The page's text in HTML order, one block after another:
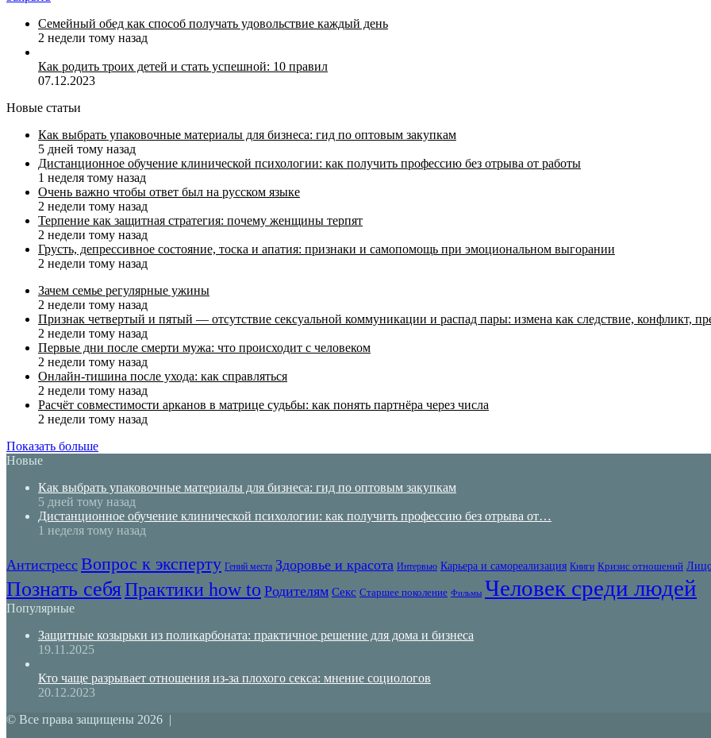
Семейный обед как способ получать удовольствие каждый день
2 недели тому назад
Как родить троих детей и стать успешной: 10 правил
07.12.2023
Новые статьи
Как выбрать упаковочные материалы для бизнеса: гид по оптовым закупкам
5 дней тому назад
Дистанционное обучение клинической психологии: как получить профессию без отрыва от работы
1 неделя тому назад
Очень важно чтобы ответ был на русском языке
2 недели тому назад
Терпение как защитная стратегия: почему женщины терпят
2 недели тому назад
Грусть, депрессивное состояние, тоска и апатия: признаки и самопомощь при эмоциональном выгорании
2 недели тому назад
Зачем семье регулярные ужины
2 недели тому назад
Признак четвертый и пятый — отсутствие сексуальной коммуникации и распад пары: измена как следствие, конфликт,
2 недели тому назад
Первые дни после смерти мужа: что происходит с человеком
2 недели тому назад
Онлайн-тишина после ухода: как справляться
2 недели тому назад
Расчёт совместимости арканов в матрице судьбы: как понять партнёра через числа
2 недели тому назад
Показать больше
Новые
Как выбрать упаковочные материалы для бизнеса: гид по оптовым закупкам
5 дней тому назад
Дистанционное обучение клинической психологии: как получить профессию без отрыва от…
1 неделя тому назад
Антистресс Вопрос к эксперту Гений места Здоровье и красота Интервью Карьера и самореализация Книги Кризис отношений
Познать себяПрактики how to Родителям Секс Старшее поколение Фильмы Человек среди людей
Популярные
Защитные козырьки из поликарбоната: практичное решение для дома и бизнеса
19.11.2025
Кто чаще разрывает отношения из-за плохого секса: мнение социологов
20.12.2023
© Все права защищены 2026 |